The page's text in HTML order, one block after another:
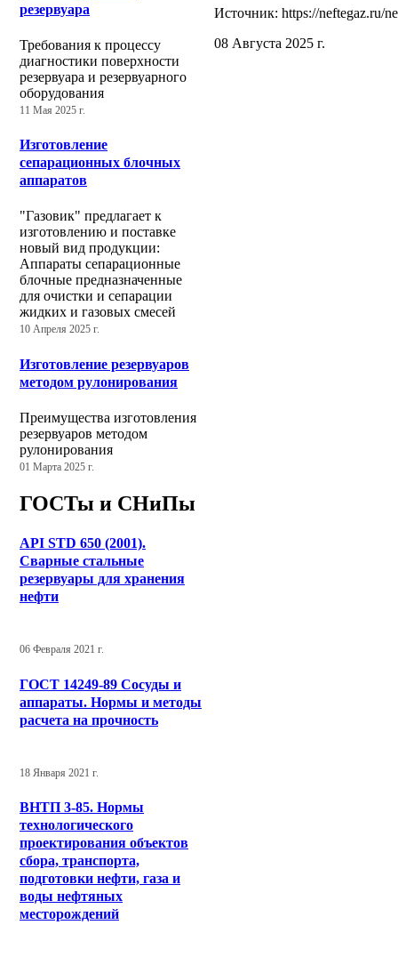
резервуара
Требования к процессу
диагностики поверхности
резервуара и резервуарного
оборудования
11 Мая 2025 г.
Изготовление
сепарационных блочных
аппаратов
"Газовик" предлагает к
изготовлению и поставке
новый вид продукции:
Аппараты сепарационные
блочные предназначенные
для очистки и сепарации
жидких и газовых смесей
10 Апреля 2025 г.
Изготовление резервуаров
методом рулонирования
Преимущества изготовления
резервуаров методом
рулонирования
01 Марта 2025 г.
ГОСТы и СНиПы
API STD 650 (2001).
Сварные стальные
резервуары для хранения
нефти
06 Февраля 2021 г.
ГОСТ 14249-89 Сосуды и
аппараты. Нормы и методы
расчета на прочность
18 Января 2021 г.
ВНТП 3-85. Нормы
технологического
проектирования объектов
сбора, транспорта,
подготовки нефти, газа и
воды нефтяных
месторождений
Источник: https://neftegaz.ru/
08 Августа 2025 г.